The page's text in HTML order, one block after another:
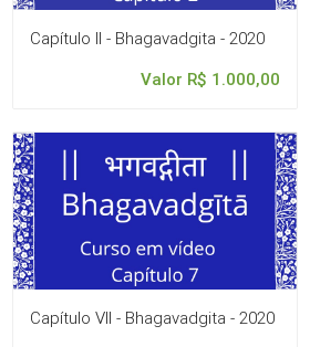
Capítulo II - Bhagavadgita - 2020
Valor R$ 1.000,00
Capítulo VII - Bhagavadgita - 2020